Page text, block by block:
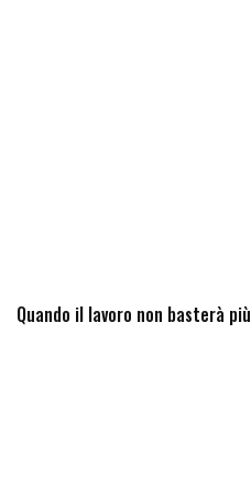
Quando il lavoro non basterà più